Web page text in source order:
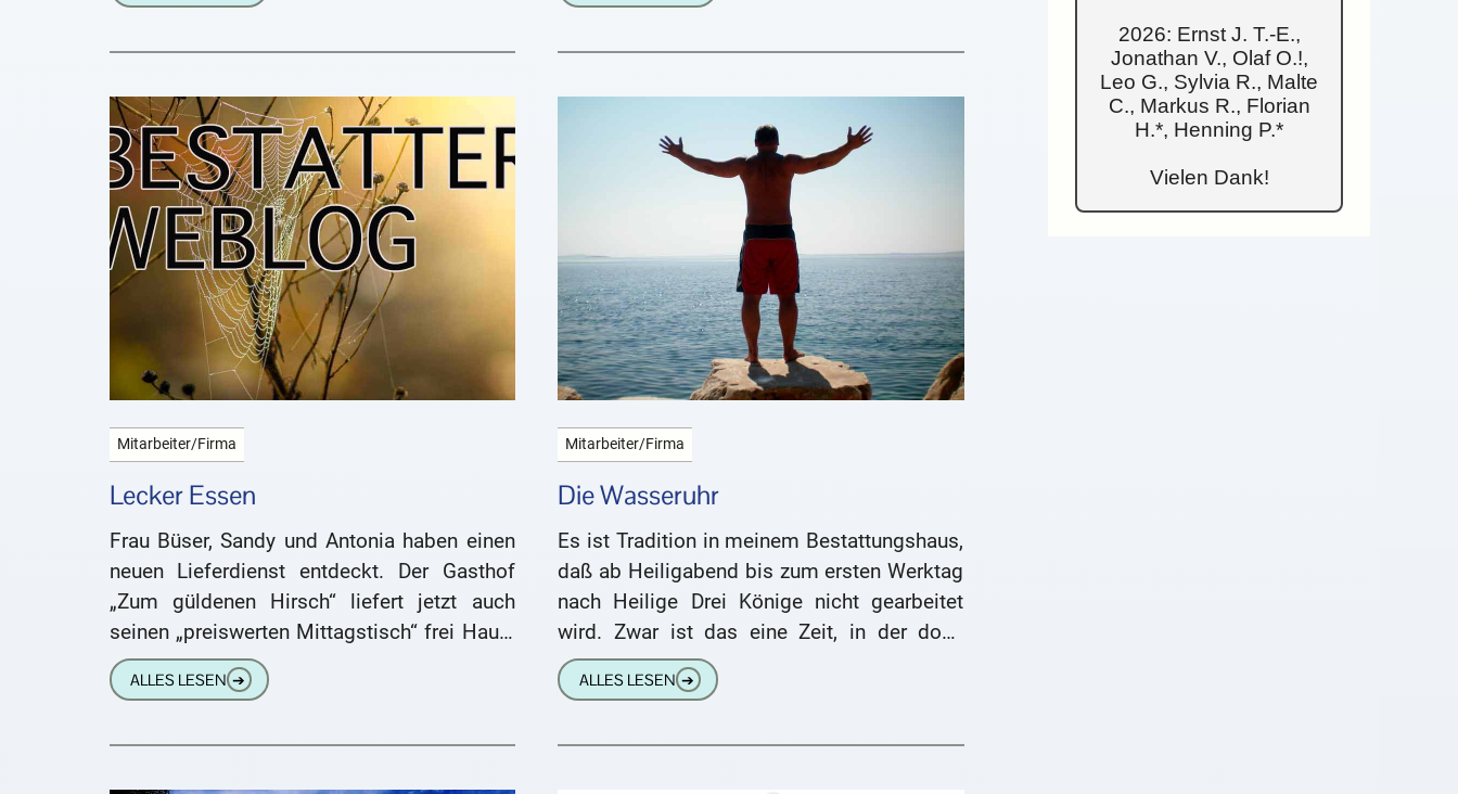
Mitarbeiter/Firma
Lecker Essen
Frau Büser, Sandy und Antonia haben einen
neuen Lieferdienst entdeckt. Der Gasthof
„Zum güldenen Hirsch“ liefert jetzt auch
seinen „preiswerten Mittagstisch“ frei Haus.
Etwa eine gute Stunde höre ich, wie
ALLES LESEN ➔
Mitarbeiter/Firma
Die Wasseruhr
Es ist Tradition in meinem Bestattungshaus,
daß ab Heiligabend bis zum ersten Werktag
nach Heilige Drei Könige nicht gearbeitet
wird. Zwar ist das eine Zeit, in der doch
recht gern
ALLES LESEN ➔
2026: Ernst J. T.-E.,
Jonathan V., Olaf O.!,
Leo G., Sylvia R., Malte
C., Markus R., Florian
H.*, Henning P.*
Vielen Dank!